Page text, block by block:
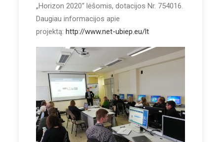
„Horizon 2020“ lėšomis, dotacijos Nr. 754016.
Daugiau informacijos apie
projektą: http://www.net-ubiep.eu/lt